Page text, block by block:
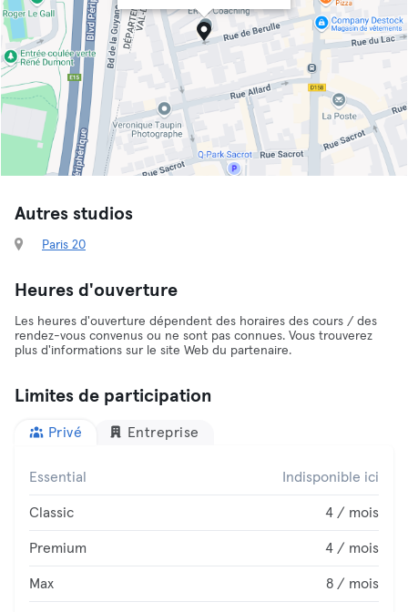
Autres studios
Paris 20
Heures d'ouverture
Les heures d'ouverture dépendent des horaires des cours / des
rendez-vous convenus ou ne sont pas connues. Vous trouverez
plus d'informations sur le site Web du partenaire.
Limites de participation
Privé Entreprise
Essential Indisponible ici
Classic 4 / mois
Premium 4 / mois
Max 8 / mois